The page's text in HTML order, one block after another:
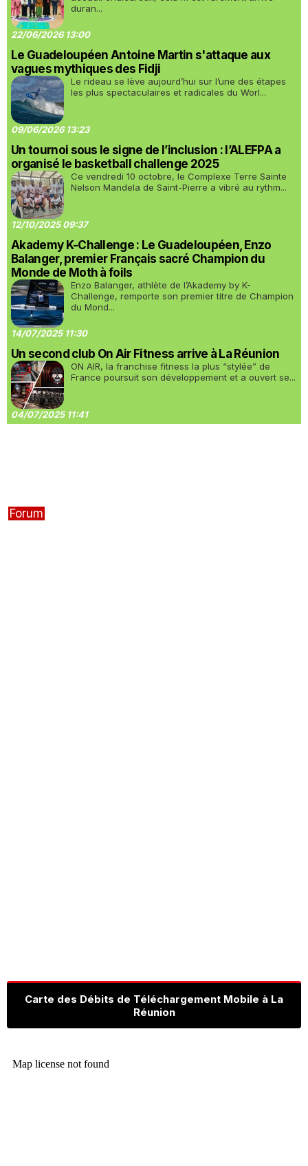
duran...
22/06/2026 13:00
Le Guadeloupéen Antoine Martin s'attaque aux
vagues mythiques des Fidji
Le rideau se lève aujourd’hui sur l’une des étapes
les plus spectaculaires et radicales du Worl...
09/06/2026 13:23
Un tournoi sous le signe de l’inclusion : l’ALEFPA a
organisé le basketball challenge 2025
Ce vendredi 10 octobre, le Complexe Terre Sainte
Nelson Mandela de Saint-Pierre a vibré au rythm...
12/10/2025 09:37
Akademy K-Challenge : Le Guadeloupéen, Enzo
Balanger, premier Français sacré Champion du
Monde de Moth à foils
Enzo Balanger, athlète de l’Akademy by K-
Challenge, remporte son premier titre de Champion
du Mond...
14/07/2025 11:30
Un second club On Air Fitness arrive à La Réunion
ON AIR, la franchise fitness la plus “stylée” de
France poursuit son développement et a ouvert se...
04/07/2025 11:41
Forum
Carte des Débits de Téléchargement Mobile à La
Réunion